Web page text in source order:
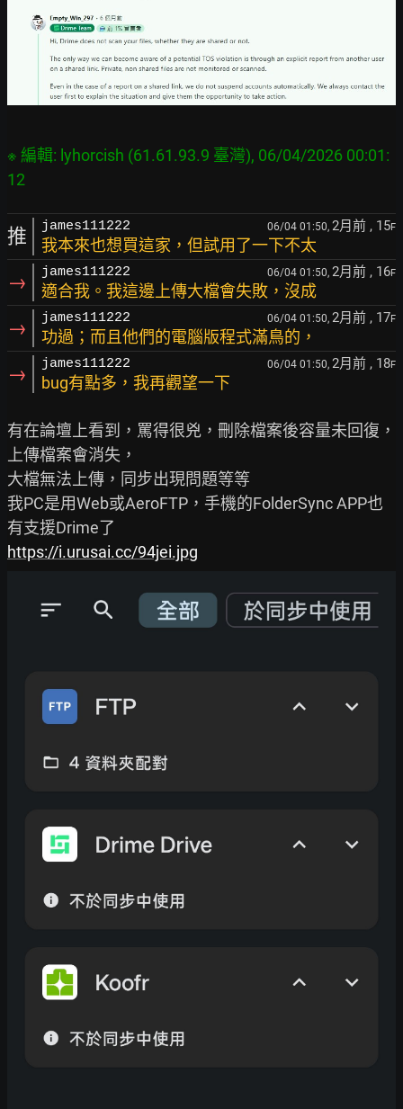
※ 編輯: lyhorcish (61.61.93.9 臺灣), 06/04/2026 00:01:
推 james111222 06/04 01:50, 2月前 , 15F
我本來也想買這家，但試用了一下不太
→ james111222 06/04 01:50, 2月前 , 16F
適合我。我這邊上傳大檔會失敗，沒成
→ james111222 06/04 01:50, 2月前 , 17F
功過；而且他們的電腦版程式滿鳥的，
→ james111222 06/04 01:50, 2月前 , 18F
bug有點多，我再觀望一下
有在論壇上看到，罵得很兇，刪除檔案後容量未回復，
上傳檔案會消失，
大檔無法上傳，同步出現問題等等
我PC是用Web或AeroFTP，手機的FolderSync APP也
https://i.urusai.cc/94jei.jpg